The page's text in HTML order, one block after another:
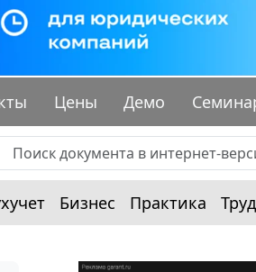
Цены Демо
Бизнес Практика Труд